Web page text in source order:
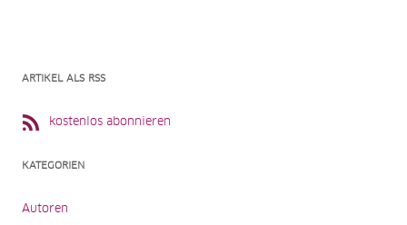
ARTIKEL ALS RSS
kostenlos abonnieren
KATEGORIEN
Autoren